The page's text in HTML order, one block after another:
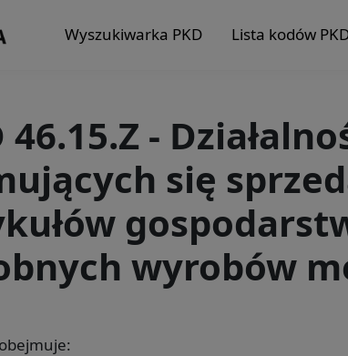
Wyszukiwarka PKD Lista kodów
46.15.Z -
się
wyrobów